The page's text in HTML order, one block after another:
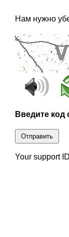
Нам нужно
Введите код
Отправить
Your support